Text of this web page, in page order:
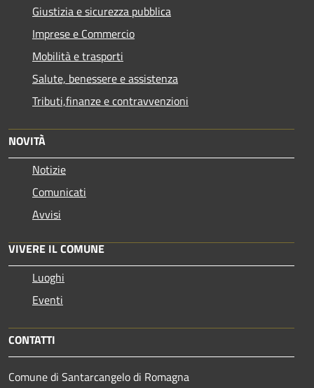
Giustizia e sicurezza pubblica
Imprese e Commercio
Mobilità e trasporti
Salute, benessere e assistenza
Tributi,finanze e contravvenzioni
NOVITÀ
Notizie
Comunicati
Avvisi
VIVERE IL COMUNE
Luoghi
Eventi
CONTATTI
Comune di Santarcangelo di Romagna